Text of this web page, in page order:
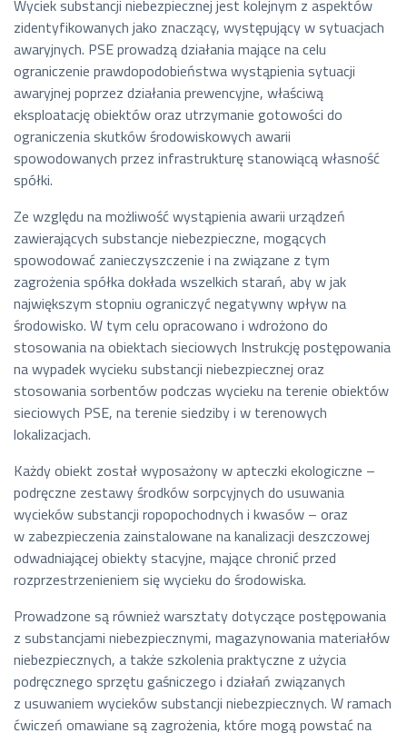
Wyciek substancji niebezpiecznej jest kolejnym z aspektów
zidentyfikowanych jako znaczący, występujący w sytuacjach
awaryjnych. PSE prowadzą działania mające na celu
ograniczenie prawdopodobieństwa wystąpienia sytuacji
awaryjnej poprzez działania prewencyjne, właściwą
eksploatację obiektów oraz utrzymanie gotowości do
ograniczenia skutków środowiskowych awarii
spowodowanych przez infrastrukturę stanowiącą własność
spółki.
Ze względu na możliwość wystąpienia awarii urządzeń
zawierających substancje niebezpieczne, mogących
spowodować zanieczyszczenie i na związane z tym
zagrożenia spółka dokłada wszelkich starań, aby w jak
największym stopniu ograniczyć negatywny wpływ na
środowisko. W tym celu opracowano i wdrożono do
stosowania na obiektach sieciowych Instrukcję postępowania
na wypadek wycieku substancji niebezpiecznej oraz
stosowania sorbentów podczas wycieku na terenie obiektów
sieciowych PSE, na terenie siedziby i w terenowych
lokalizacjach.
Każdy obiekt został wyposażony w apteczki ekologiczne –
podręczne zestawy środków sorpcyjnych do usuwania
wycieków substancji ropopochodnych i kwasów – oraz
w zabezpieczenia zainstalowane na kanalizacji deszczowej
odwadniającej obiekty stacyjne, mające chronić przed
rozprzestrzenieniem się wycieku do środowiska.
Prowadzone są również warsztaty dotyczące postępowania
z substancjami niebezpiecznymi, magazynowania materiałów
niebezpiecznych, a także szkolenia praktyczne z użycia
podręcznego sprzętu gaśniczego i działań związanych
z usuwaniem wycieków substancji niebezpiecznych. W ramach
ćwiczeń omawiane są zagrożenia, które mogą powstać na